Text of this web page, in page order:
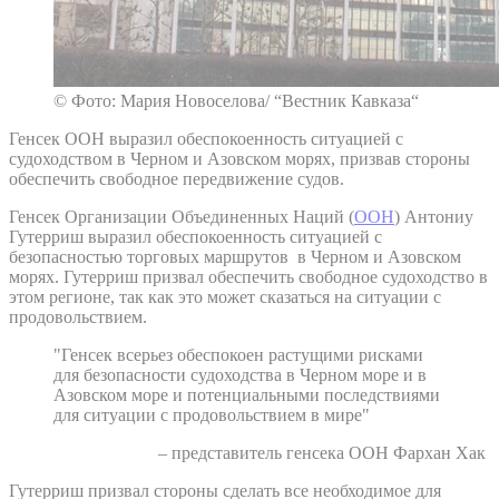
© Фото: Мария Новоселова/ “Вестник Кавказа“
Генсек ООН выразил обеспокоенность ситуацией с
судоходством в Черном и Азовском морях, призвав стороны
обеспечить свободное передвижение судов.
Генсек Организации Объединенных Наций (ООН) Антониу
Гутерриш выразил обеспокоенность ситуацией с
безопасностью торговых маршрутов в Черном и Азовском
морях. Гутерриш призвал обеспечить свободное судоходство в
этом регионе, так как это может сказаться на ситуации с
продовольствием.
"Генсек всерьез обеспокоен растущими рисками
для безопасности судоходства в Черном море и в
Азовском море и потенциальными последствиями
для ситуации с продовольствием в мире"
– представитель генсека ООН Фархан Хак
Гутерриш призвал стороны сделать все необходимое для